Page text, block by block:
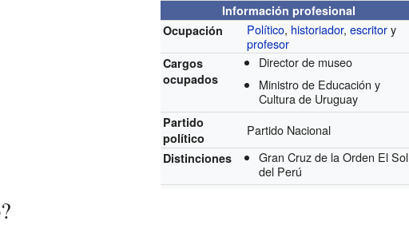
Información profesional
Ocupación
Político, historiador,escritory
profesor
Cargos
ocupados
Director de museo
Ministro de Educación y
Cultura de Uruguay
Partido
político
Partido Nacional
Distinciones
Gran Cruz de la Orden El Sol
del Perú